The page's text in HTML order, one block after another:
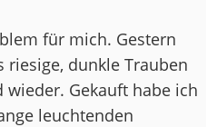
für mich. Gestern
dunkle Trauben
wieder. Gekauft habe ich
leuchtenden